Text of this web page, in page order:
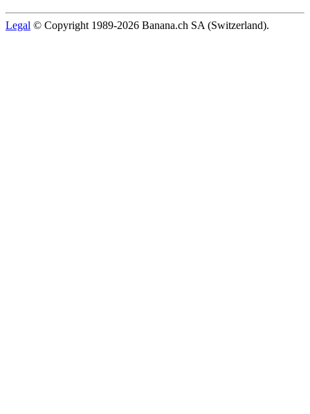
Legal © Copyright 1989-2026 Banana.ch SA (Switzerland).